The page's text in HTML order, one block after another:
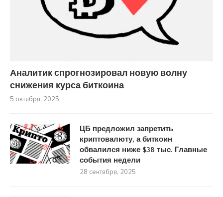
Аналитик спрогнозировал новую волну
снижения курса биткоина
5 октября, 2025
ЦБ предложил запретить
криптовалюту, а биткоин
обвалился ниже $38 тыс. Главные
события недели
28 сентября, 2025